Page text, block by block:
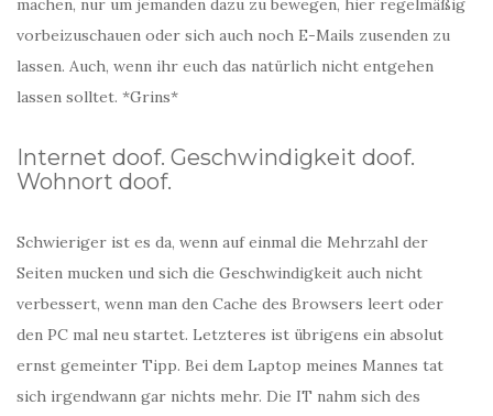
machen, nur um jemanden dazu zu bewegen, hier regelmäßig
vorbeizuschauen oder sich auch noch E-Mails zusenden zu
lassen. Auch, wenn ihr euch das natürlich nicht entgehen
lassen solltet. *Grins*
Internet doof. Geschwindigkeit doof.
Wohnort doof.
Schwieriger ist es da, wenn auf einmal die Mehrzahl der
Seiten mucken und sich die Geschwindigkeit auch nicht
verbessert, wenn man den Cache des Browsers leert oder
den PC mal neu startet. Letzteres ist übrigens ein absolut
ernst gemeinter Tipp. Bei dem Laptop meines Mannes tat
sich irgendwann gar nichts mehr. Die IT nahm sich des